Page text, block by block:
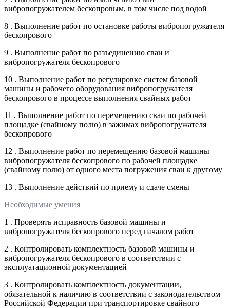
вибропогружателем бескопровым, в том числе под водой
8 . Выполнение работ по остановке работы вибропогружателя
бескопрового
9 . Выполнение работ по разъединению сваи и
вибропогружателя бескопрового
10 . Выполнение работ по регулировке систем базовой
машины и рабочего оборудования вибропогружателя
бескопрового в процессе выполнения свайных работ
11 . Выполнение работ по перемещению сваи по рабочей
площадке (свайному полю) в зажимах вибропогружателя
бескопрового
12 . Выполнение работ по перемещению базовой машины
вибропогружателя бескопрового по рабочей площадке
(свайному полю) от одного места погружения сваи к другому
13 . Выполнение действий по приему и сдаче смены
Необходимые умения
1 . Проверять исправность базовой машины и
вибропогружателя бескопрового перед началом работ
2 . Контролировать комплектность базовой машины и
вибропогружателя бескопрового в соответствии с
эксплуатационной документацией
3 . Контролировать комплектность документации,
обязательной к наличию в соответствии с законодательством
Российской Федерации при транспортировке свайного